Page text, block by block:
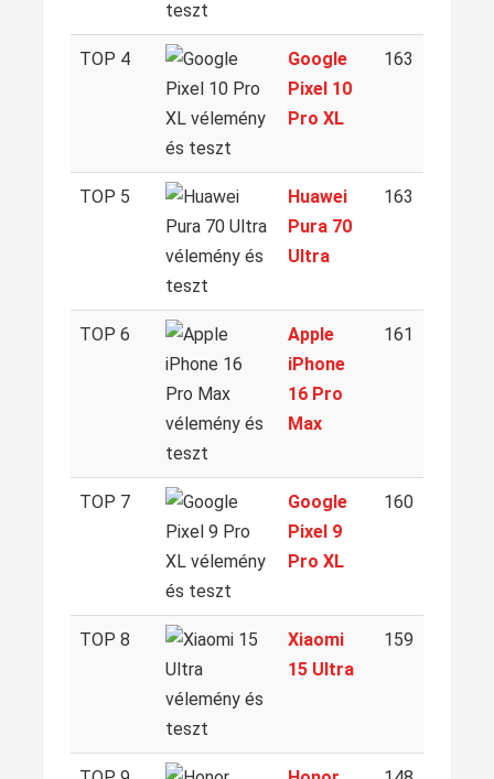
TOP 4
Google
Pixel 10
Pro XL
163
TOP 5
Huawei
Pura 70
Ultra
163
TOP 6
Apple
iPhone
16 Pro
Max
161
TOP 7
Google
Pixel 9
Pro XL
160
TOP 8
Xiaomi
15 Ultra
159